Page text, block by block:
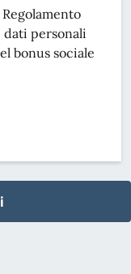
dati personali
bonus sociale
RIFIUTI}